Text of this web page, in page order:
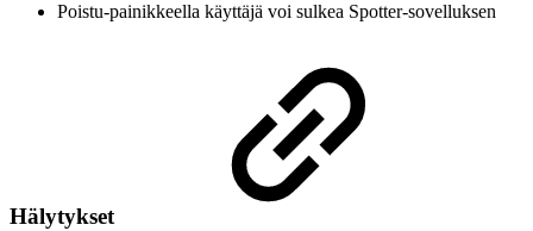
Poistu-painikkeella käyttäjä voi sulkea Spotter-sovelluksen
Hälytykset